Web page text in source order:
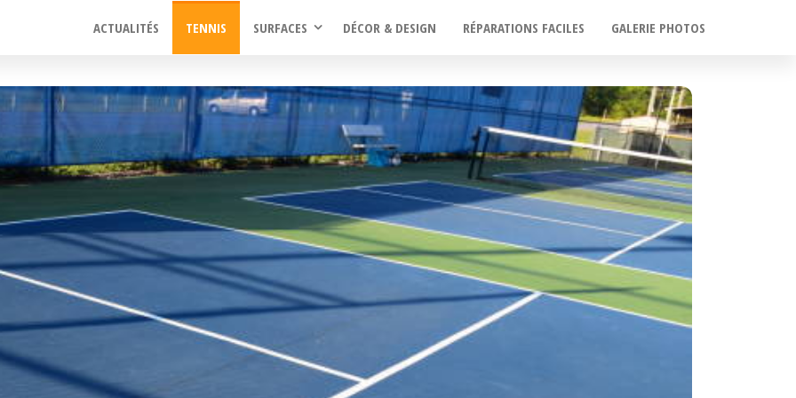
ACTUALITÉS TENNIS SURFACES DÉCOR & DESIGN RÉPARATIONS FACILES GALERIE PHOTOS